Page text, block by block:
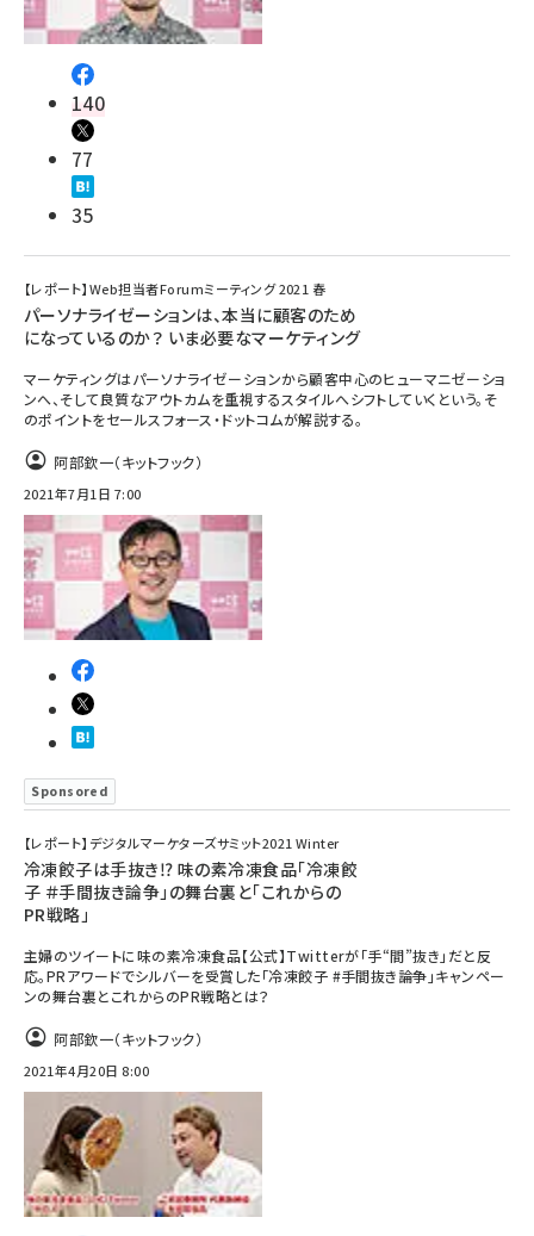
140
77
35
【レポート】Web担当者Forumミーティング 2021 春
パーソナライゼーションは、本当に顧客のため
になっているのか？ いま必要なマーケティング
マーケティングはパーソナライゼーションから顧客中心のヒューマニゼーショ
ンへ、そして良質なアウトカムを重視するスタイルへシフトしていくという。そ
のポイントをセールスフォース・ドットコムが解説する。
阿部欽一（キットフック）
2021年7月1日 7:00
Sponsored
【レポート】デジタルマーケターズサミット2021 Winter
冷凍餃子は手抜き⁉ 味の素冷凍食品「冷凍餃
子 ＃手間抜き論争」の舞台裏と「これからの
PR戦略」
主婦のツイートに味の素冷凍食品【公式】Twitterが「手“間”抜き」だと反
応。PRアワードでシルバーを受賞した「冷凍餃子 #手間抜き論争」キャンペー
ンの舞台裏とこれからのPR戦略とは？
阿部欽一（キットフック）
2021年4月20日 8:00